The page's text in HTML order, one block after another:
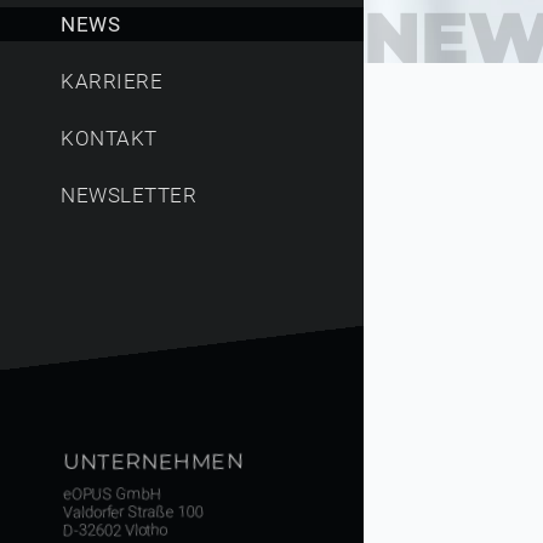
NEWS
KARRIERE
KONTAKT
NEWSLETTER
UNTERNEHMEN
eOPUS GmbH
Valdorfer Straße 100
D-32602 Vlotho